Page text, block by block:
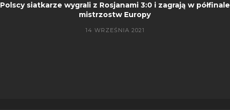
Polscy siatkarze wygrali z Rosjanami 3:0 i zagrają w półfinale
mistrzostw Europy
14 WRZEŚNIA 2021